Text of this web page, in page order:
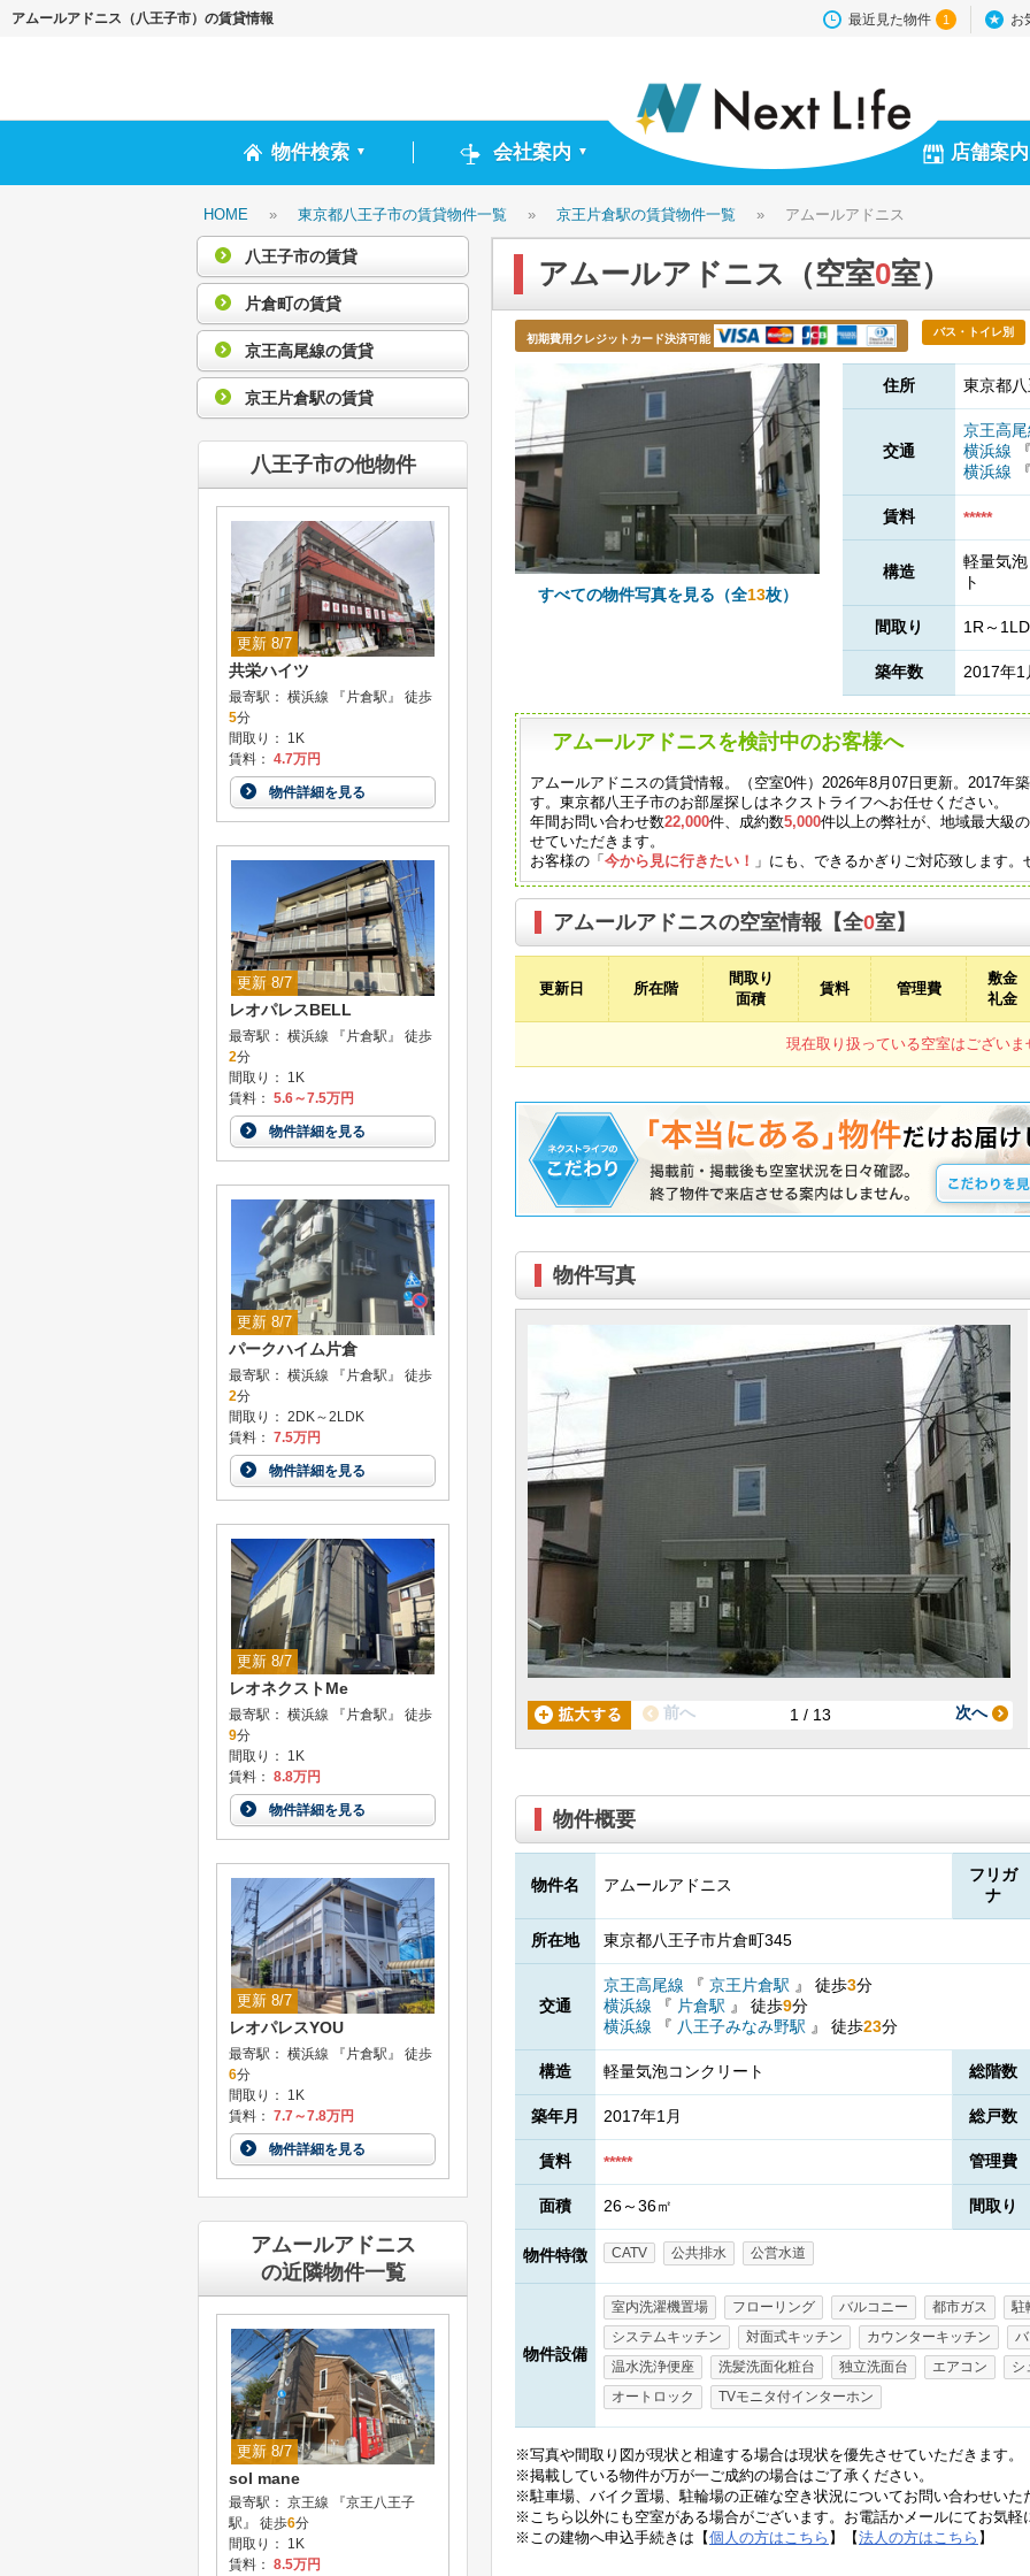
アムールアドニス（八王子市）の賃貸情報 最近見た物件 1 お
物件検索 ▼ 会社案内 ▼ 店舗案内
HOME » 東京都八王子市の賃貸物件一覧 » 京王片倉駅の賃貸物件一覧 » アムールアドニス
アムールアドニス（空室0室）
初期費用クレジットカード決済可能
バス・トイレ別
すべての物件写真を見る（全13枚）
住所 東京都
交通
京王高
横浜線
横浜線
賃料 *****
構造
軽量気
ト
間取り 1R～
築年数 2017年1
アムールアドニスを検討中のお客様へ
アムールアドニスの賃貸情報。（空室0件）2026年8月07日更新。2017年
す。東京都八王子市のお部屋探しはネクストライフへお任せください。
年間お問い合わせ数22,000件、成約数5,000件以上の弊社が、地域最大級
せていただきます。
お客様の「今から見に行きたい！ 」にも、できるかぎりご対応致します
アムールアドニスの空室情報【全0室】
更新日 所在階
間取り
面積
賃料 管理費
敷金
礼金
現在取り扱っている空室はございま
物件写真
1 / 13
前へ 次へ
物件概要
物件名 アムールアドニス
フリガ
ナ
所在地 東京都八王子市片倉町345
交通
京王高尾線 『 京王片倉駅 』 徒歩3分
横浜線
『 片倉駅 』 徒歩9分
横浜線
『 八王子みなみ野駅 』 徒歩23分
構造 軽量気泡コンクリート 総階数
築年月 2017年1月 総戸数
賃料 ***** 管理費
面積 26～36㎡ 間取り
物件特徴 CATV 公共排水 公営水道
物件設備
室内洗濯機置場 フローリング バルコニー 都市ガス
駐
システムキッチン
対面式キッチン カウンターキッチン
温水洗浄便座
洗髪洗面化粧台 独立洗面台 エアコン
シ
オートロック
TVモニタ付インターホン
※写真や間取り図が現状と相違する場合は現状を優先させていただきます。
※掲載している物件が万が一ご成約の場合はご了承ください。
※駐車場、バイク置場、駐輪場の正確な空き状況についてお問い合わせいた
※こちら以外にも空室がある場合がございます。お電話かメールにてお気軽
※この建物へ申込手続きは【個人の方はこちら 】【法人の方はこちら 】
八王子市の賃貸
片倉町の賃貸
京王高尾線の賃貸
京王片倉駅の賃貸
八王子市の他物件
更新 8/7
共栄ハイツ
最寄駅： 横浜線 『片倉駅』 徒歩
5分
間取り： 1K
賃料： 4.7万円
物件詳細を見る
更新 8/7
レオパレスBELL
最寄駅： 横浜線 『片倉駅』 徒歩
2分
間取り： 1K
賃料： 5.6～7.5万円
物件詳細を見る
更新 8/7
パークハイム片倉
最寄駅： 横浜線 『片倉駅』 徒歩
2分
間取り： 2DK～2LDK
賃料： 7.5万円
物件詳細を見る
更新 8/7
レオネクストMe
最寄駅： 横浜線 『片倉駅』 徒歩
9分
間取り： 1K
賃料： 8.8万円
物件詳細を見る
更新 8/7
レオパレスYOU
最寄駅： 横浜線 『片倉駅』 徒歩
6分
間取り： 1K
賃料： 7.7～7.8万円
物件詳細を見る
アムールアドニス
の近隣物件一覧
更新 8/7
sol mane
最寄駅： 京王線 『京王八王子
駅』 徒歩6分
間取り： 1K
賃料： 8.5万円